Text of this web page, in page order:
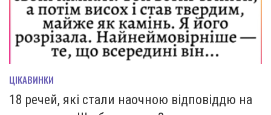
ЦІКАВИНКИ
18 речей, які стали наочною відповіддю на